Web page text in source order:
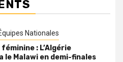
Nationales
féminine : L’Algérie
le Malawi en demi-finales